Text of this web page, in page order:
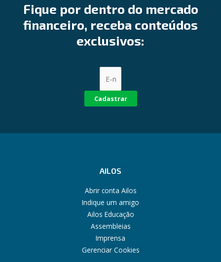
Fique por dentro do mercado
financeiro, receba conteúdos
exclusivos:
Cadastrar
AILOS
Abrir conta Ailos
Indique um amigo
Ailos Educação
Assembleias
Imprensa
Gerenciar Cookies